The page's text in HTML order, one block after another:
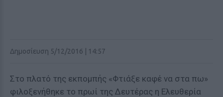
Δημοσίευση 5/12/2016 | 14:57
Στο πλατό της εκπομπής «Φτιάξε καφέ να στα πω»
φιλοξενήθηκε το πρωί της Δευτέρας η Ελευθερία